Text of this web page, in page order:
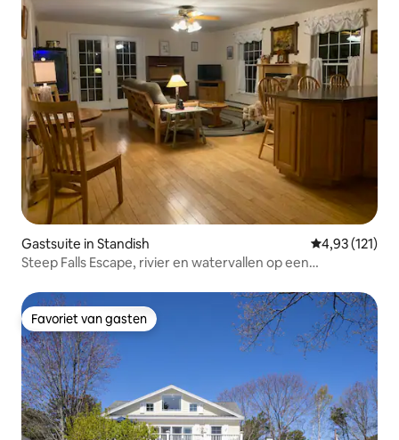
Gastsuite in Standish Gemiddelde
4,93 (121)
Steep Falls Escape, rivier en watervallen op een
Favoriet van gasten
Favoriet van gasten